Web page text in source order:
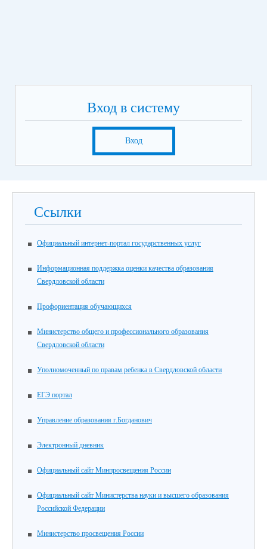
Вход в систему
Вход
Ссылки
Официальный интернет-портал государственных услуг
Информационная поддержка оценки качества образования
Свердловской области
Профориентация обучающихся
Министерство общего и профессионального образования
Свердловской области
Уполномоченный по правам ребенка в Свердловской области
ЕГЭ портал
Управление образования г.Богданович
Электронный дневник
Официальный сайт Минпросвещения России
Официальный сайт Министерства науки и высшего образования
Российской Федерации
Министерство просвещения России